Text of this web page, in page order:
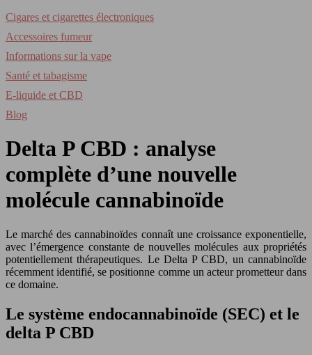
Cigares et cigarettes électroniques
Accessoires fumeur
Informations sur la vape
Santé et tabagisme
E-liquide et CBD
Blog
Delta P CBD : analyse
complète d’une nouvelle
molécule cannabinoïde
Le marché des cannabinoïdes connaît une croissance exponentielle,
avec l’émergence constante de nouvelles molécules aux propriétés
potentiellement thérapeutiques. Le Delta P CBD, un cannabinoïde
récemment identifié, se positionne comme un acteur prometteur dans
ce domaine.
Le système endocannabinoïde (SEC) et le
delta P CBD